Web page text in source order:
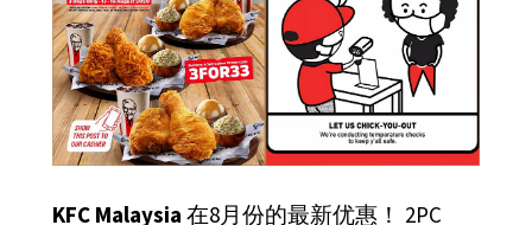
KFC Malaysia 在8月份的最新优惠！ 2PC